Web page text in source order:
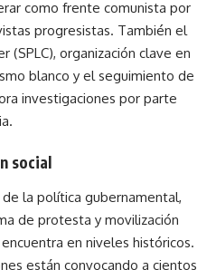
como frente comunista por
progresistas. También el
(SPLC), organización clave en
blanco y el seguimiento de
investigaciones por parte
social
la política gubernamental,
de protesta y movilización
en niveles históricos.
están convocando a cientos